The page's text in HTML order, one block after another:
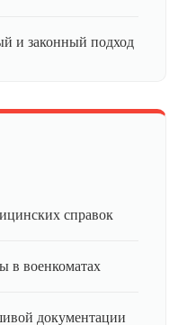
и законный подход
справок
в военкоматах
документации